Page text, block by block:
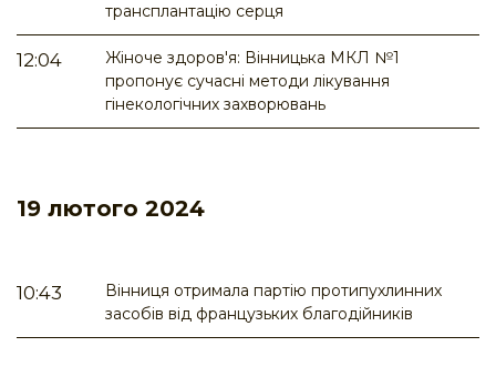
трансплантацію серця
12:04
Жіноче здоров'я: Вінницька МКЛ №1
пропонує сучасні методи лікування
гінекологічних захворювань
19 лютого 2024
10:43
Вінниця отримала партію протипухлинних
засобів від французьких благодійників